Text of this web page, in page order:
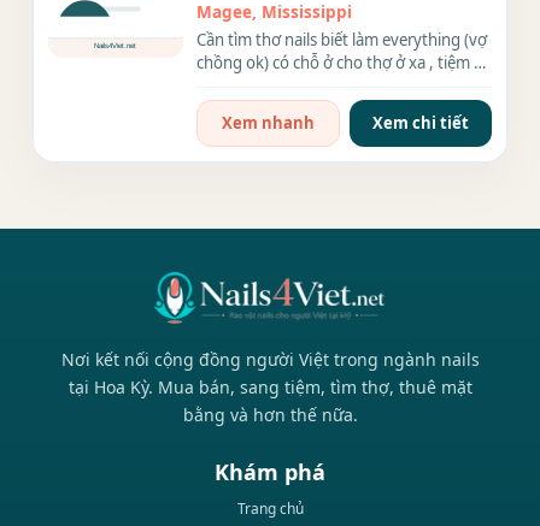
Magee, Mississippi
Cần tìm thơ nails biết làm everything (vợ
chồng ok) có chỗ ở cho thợ ở xa , tiệm ở
Xem nhanh
Xem chi tiết
Nơi kết nối cộng đồng người Việt trong ngành nails
tại Hoa Kỳ. Mua bán, sang tiệm, tìm thợ, thuê mặt
bằng và hơn thế nữa.
Khám phá
Trang chủ